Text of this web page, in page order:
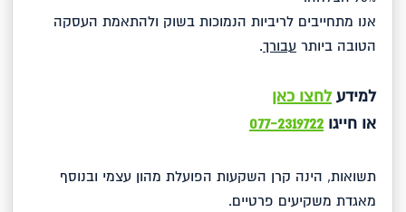
אנו מתחייבים לריביות הנמוכות בשוק ולהתאמת העסקה
הטובה ביותר עבורך.
למידע לחצו כאן
או חייגו 077-2319722
תשואות, הינה קרן השקעות הפועלת מהון עצמי ובנוסף
מאגדת משקיעים פרטיים.